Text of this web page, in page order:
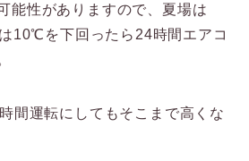
能性がありますので、夏場は
10℃を下回ったら24時間エアコ
間運転にしてもそこまで高くな